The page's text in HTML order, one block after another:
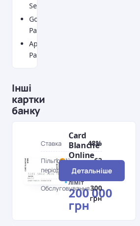
Secure
Google
Pay
Apple
Pay
Інші
картки
банку
Card
Blanche
Online
Кредитний
ліміт
200 000
грн
Ставка 48%
Пільговий
період
62
дн.
Обслуговування300
грн
Детальніше